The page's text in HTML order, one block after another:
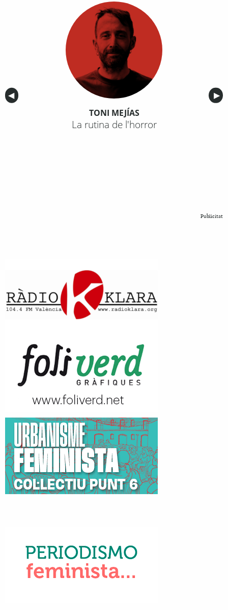
Anterior
◀︎ ▶︎
TONI MEJÍAS
La rutina de l'horror
Publicitat